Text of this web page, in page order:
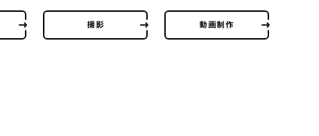
撮影 動画制作